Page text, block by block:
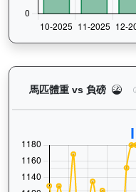
馬匹體重 vs 負磅